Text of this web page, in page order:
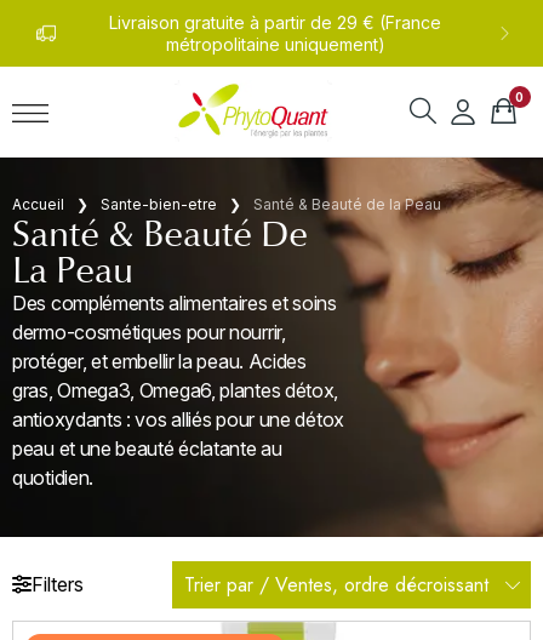
Livraison gratuite à partir de 29 € (France
métropolitaine uniquement)
0
Accueil Sante-bien-etre Santé & Beauté de la Peau
Santé & Beauté De
La Peau
Des compléments alimentaires et soins
dermo-cosmétiques pour nourrir,
protéger, et embellir la peau. Acides
gras, Omega3, Omega6, plantes détox,
antioxydants : vos alliés pour une détox
peau et une beauté éclatante au
quotidien.
Filters Trier par / Ventes, ordre décroissant